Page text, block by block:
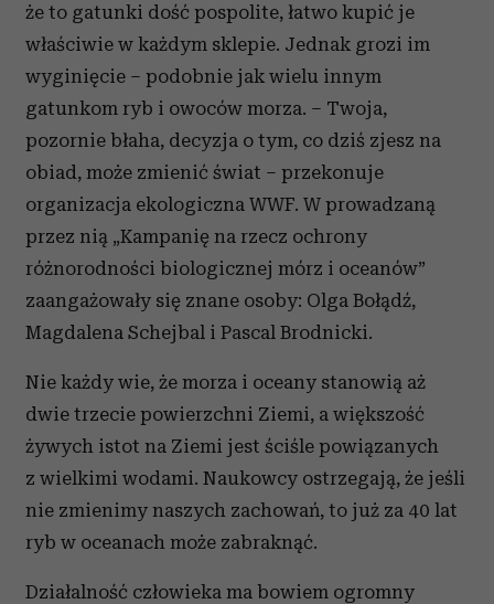
że to gatunki dość pospolite, łatwo kupić je
właściwie w każdym sklepie. Jednak grozi im
wyginięcie – podobnie jak wielu innym
gatunkom ryb i owoców morza. – Twoja,
pozornie błaha, decyzja o tym, co dziś zjesz na
obiad, może zmienić świat – przekonuje
organizacja ekologiczna WWF. W prowadzaną
przez nią „Kampanię na rzecz ochrony
różnorodności biologicznej mórz i oceanów”
zaangażowały się znane osoby: Olga Bołądź,
Magdalena Schejbal i Pascal Brodnicki.
Nie każdy wie, że morza i oceany stanowią aż
dwie trzecie powierzchni Ziemi, a większość
żywych istot na Ziemi jest ściśle powiązanych
z wielkimi wodami. Naukowcy ostrzegają, że jeśli
nie zmienimy naszych zachowań, to już za 40 lat
ryb w oceanach może zabraknąć.
Działalność człowieka ma bowiem ogromny